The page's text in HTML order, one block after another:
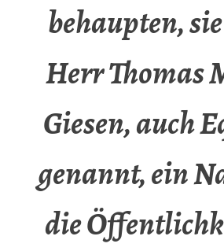
behaupten,
Herr Thomas
Giesen, auch
genannt, ein
die